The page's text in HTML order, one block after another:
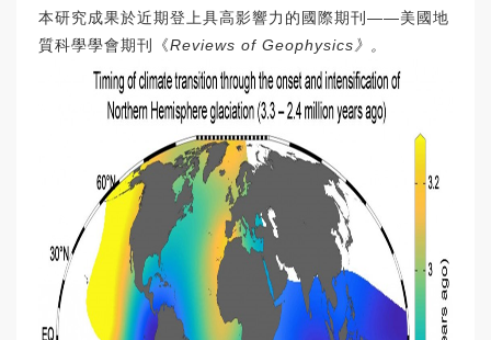
本研究成果於近期登上具高影響力的國際期刊——美國地
質科學學會期刊《Reviews of Geophysics》。